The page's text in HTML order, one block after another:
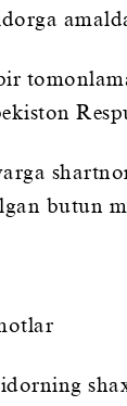
butun